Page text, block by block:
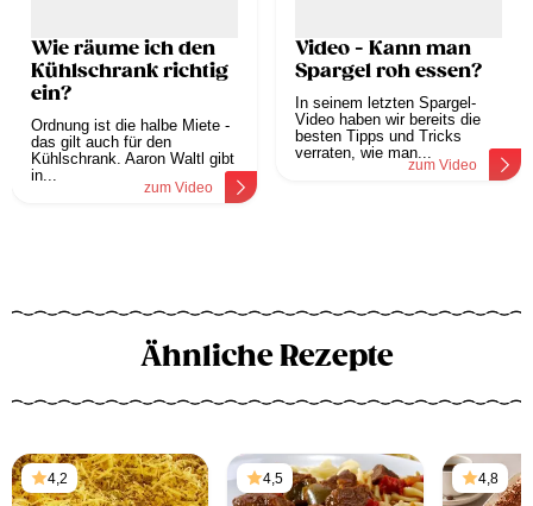
Wie räume ich den
Kühlschrank richtig
ein?
Ordnung ist die halbe Miete -
das gilt auch für den
Kühlschrank. Aaron Waltl gibt
in...
zum Video
Video - Kann man
Spargel roh essen?
In seinem letzten Spargel-
Video haben wir bereits die
besten Tipps und Tricks
verraten, wie man...
zum Video
Ähnliche Rezepte
4,2 4,5 4,8